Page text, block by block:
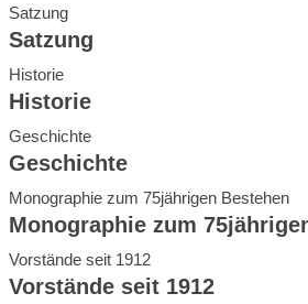
Satzung
Satzung
Historie
Historie
Geschichte
Geschichte
Monographie zum 75jährigen Bestehen
Monographie zum
Vorstände seit 1912
Vorstände seit 1912